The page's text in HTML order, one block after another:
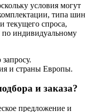
условия могут
типа шин
текущего спроса,
по индивидуальному
и страны Европы.
и заказа?
предложение и